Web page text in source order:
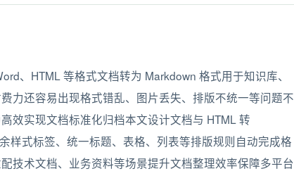
、HTML 等格式文档转为 Markdown 格式用于知识库、
力还容易出现格式错乱、图片丢失、排版不统一等问题不
效实现文档标准化归档本文设计文档与 HTML 转
样式标签、统一标题、表格、列表等排版规则自动完成格
技术文档、业务资料等场景提升文档整理效率保障多平台